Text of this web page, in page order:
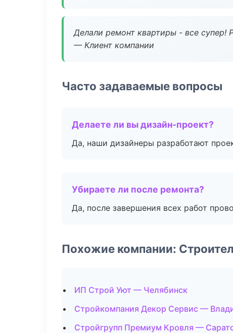
Делали ремонт квартиры - все супер!
— Клиент компании
Часто задаваемые вопросы
Делаете ли вы дизайн-проект?
Да, наши дизайнеры разработают
Убираете ли после ремонта?
Да, после завершения всех работ
Похожие компании:
ИП Строй Уют — Челябинск
Стройкомпания Декор Сервис —
Стройгрупп Премиум Кровля —